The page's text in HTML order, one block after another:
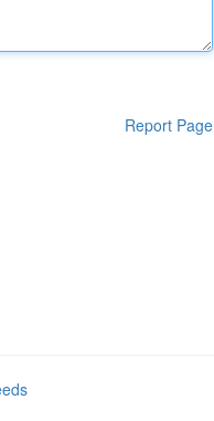
Report Page